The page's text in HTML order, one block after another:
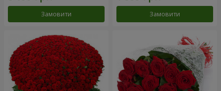
Замовити Замовити